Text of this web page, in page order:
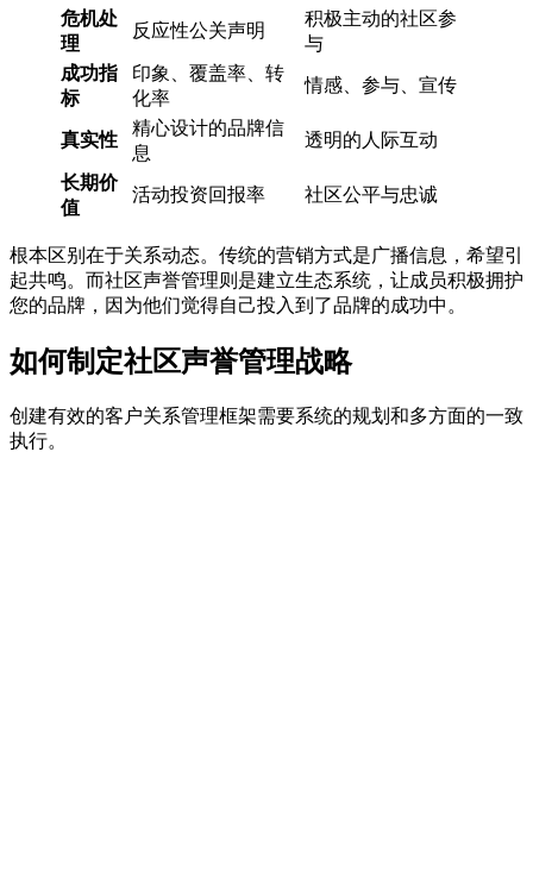
危机处
理
反应性公关声明
积极主动的社区参
与
成功指
标
印象、覆盖率、转
化率
情感、参与、宣传
真实性
精心设计的品牌信
息
透明的人际互动
长期价
值
活动投资回报率 社区公平与忠诚
根本区别在于关系动态。传统的营销方式是广播信息，希望引
起共鸣。而社区声誉管理则是建立生态系统，让成员积极拥护
您的品牌，因为他们觉得自己投入到了品牌的成功中。
如何制定社区声誉管理战略
创建有效的客户关系管理框架需要系统的规划和多方面的一致
执行。